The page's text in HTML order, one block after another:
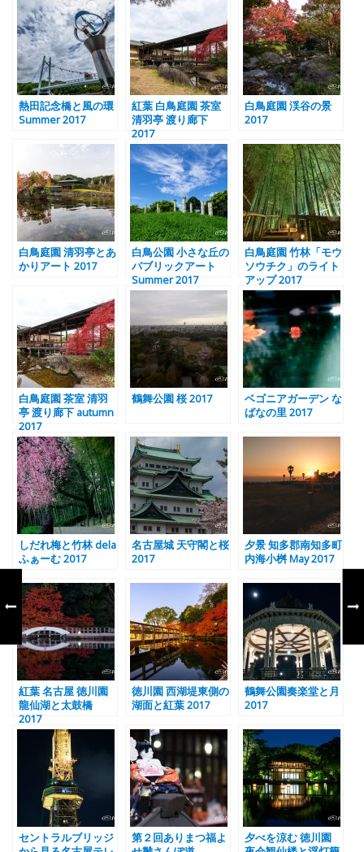
熱田記念橋と風の環
Summer 2017
紅葉 白鳥庭園 茶室
清羽亭 渡り廊下
2017
白鳥庭園 渓谷の景
2017
白鳥庭園 清羽亭とあ
かりアート 2017
白鳥公園 小さな丘の
パブリックアート
Summer 2017
白鳥庭園 竹林「モウ
ソウチク」のライト
アップ 2017
白鳥庭園 茶室 清羽
亭 渡り廊下 autumn
2017
鶴舞公園 桜 2017
ベゴニアガーデン な
ばなの里 2017
しだれ梅と竹林 dela
ふぁーむ 2017
名古屋城 天守閣と桜
2017
夕景 知多郡南知多町
内海小桝 May 2017
紅葉 名古屋 徳川園
龍仙湖と太鼓橋
2017
徳川園 西湖堤東側の
湖面と紅葉 2017
鶴舞公園奏楽堂と月
2017
セントラルブリッジ
第２回ありまつ福よ
夕べを涼む 徳川園